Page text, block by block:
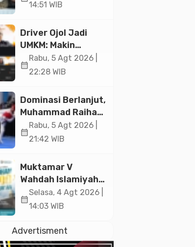
Ekonomi Senilai Rp
14:51 WIB
Driver Ojol Jadi
UMKM: Makin
Sejahtera atau
Merana? Ini
Paramadina
calendar_month
Rabu, 5 Agt 2026 |
22:28 WIB
Dominasi Berlanjut,
Muhammad Raihan
Fadila Sabet Emas
Kyorugi di Asian
Indonesia Open
2026
calendar_month
Rabu, 5 Agt 2026 |
21:42 WIB
Muktamar V
Wahdah Islamiyah
Akan Kukuhkan
10.000 Guru Al-
Istiqlal
calendar_month
Selasa, 4 Agt 2026 |
14:03 WIB
Advertisment